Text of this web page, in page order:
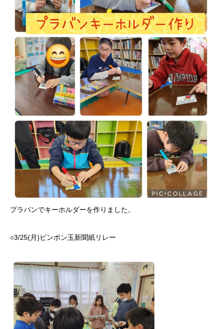
プラバンでキーホルダーを作りました。
○3/25(月)ピンポン玉新聞紙リレー